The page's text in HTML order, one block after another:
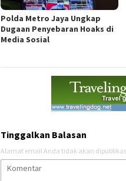
Polda Metro Jaya Ungkap
Dugaan Penyebaran Hoaks di
Media Sosial
Tinggalkan Balasan
Alamat email Anda tidak akan